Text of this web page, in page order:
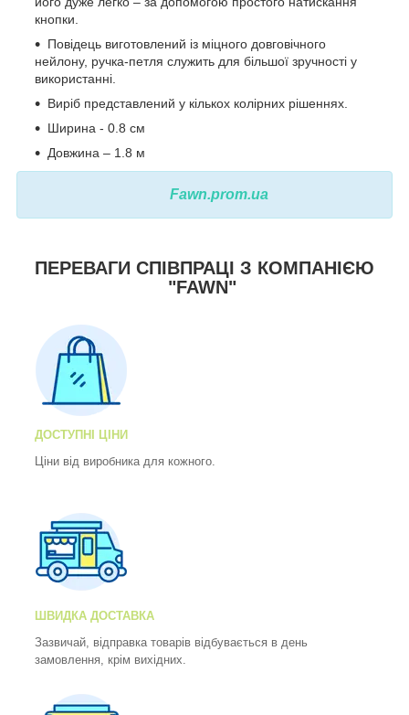
кнопки.
Повідець виготовлений із міцного довговічного
нейлону, ручка-петля служить для більшої зручності у
використанні.
Виріб представлений у кількох колірних рішеннях.
Ширина - 0.8 см
Довжина – 1.8 м
Fawn.prom.ua
ПЕРЕВАГИ СПІВПРАЦІ З КОМПАНІЄЮ
"FAWN"
ДОСТУПНІ ЦІНИ
Ціни від виробника для кожного.
ШВИДКА ДОСТАВКА
Зазвичай, відправка товарів відбувається в день
замовлення, крім вихідних.